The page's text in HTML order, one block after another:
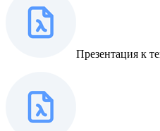
Презентация к